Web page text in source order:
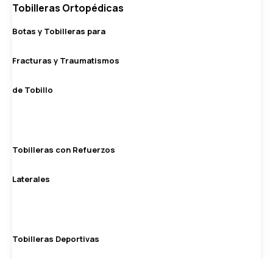
Tobilleras Ortopédicas
Botas y Tobilleras para
Fracturas y Traumatismos
de Tobillo
Tobilleras con Refuerzos
Laterales
Tobilleras Deportivas